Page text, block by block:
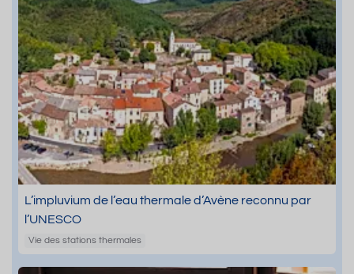
L’impluvium de l’eau thermale d’Avène reconnu par
l’UNESCO
Vie des stations thermales